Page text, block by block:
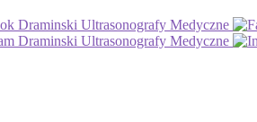
Draminski Ultrasonografy Medyczne
Draminski Ultrasonografy Medyczne